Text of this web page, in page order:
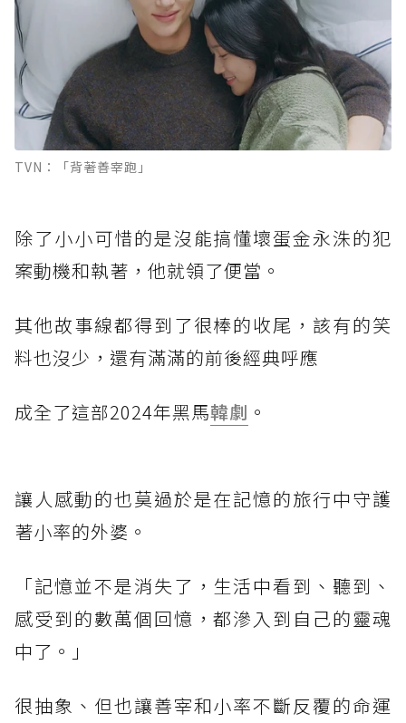
TVN：「背著善宰跑」
除了小小可惜的是沒能搞懂壞蛋金永洙的犯
案動機和執著，他就領了便當。
其他故事線都得到了很棒的收尾，該有的笑
料也沒少，還有滿滿的前後經典呼應
成全了這部2024年黑馬韓劇 。
讓人感動的也莫過於是在記憶的旅行中守護
著小率的外婆。
「記憶並不是消失了，生活中看到、聽到、
感受到的數萬個回憶，都滲入到自己的靈魂
中了。」
很抽象、但也讓善宰和小率不斷反覆的命運